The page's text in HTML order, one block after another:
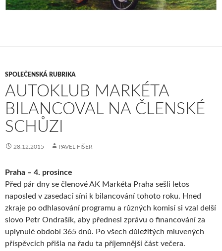
SPOLEČENSKÁ RUBRIKA
AUTOKLUB MARKÉTA
BILANCOVAL NA ČLENSKÉ
SCHŮZI
28.12.2015 PAVEL FIŠER
Praha – 4. prosince
Před pár dny se členové AK Markéta Praha sešli letos
naposled v zasedací síni k bilancování tohoto roku. Hned
zkraje po odhlasování programu a různých komisí si vzal delší
slovo Petr Ondrašík, aby přednesl zprávu o financování za
uplynulé období 365 dnů. Po všech důležitých mluvených
příspěvcích přišla na řadu ta příjemnější část večera.